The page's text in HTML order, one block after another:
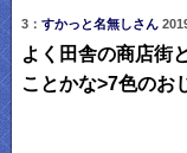
3： すかっと名無しさん
よく田舎の商店街
ことかな>7色のお